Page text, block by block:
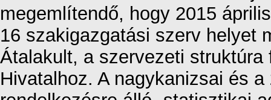
megemlítendő, hogy 2015
16 szakigazgatási szerv helyet
Átalakult, a szervezeti
Hivatalhoz. A nagykanizsai és